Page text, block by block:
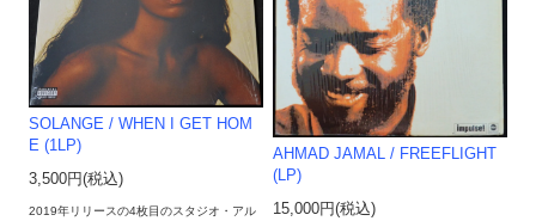
SOLANGE / WHEN I GET HOM
E (1LP)
3,500円(税込)
2019年リリースの4枚目のスタジオ・アル
AHMAD JAMAL / FREEFLIGHT
(LP)
15,000円(税込)